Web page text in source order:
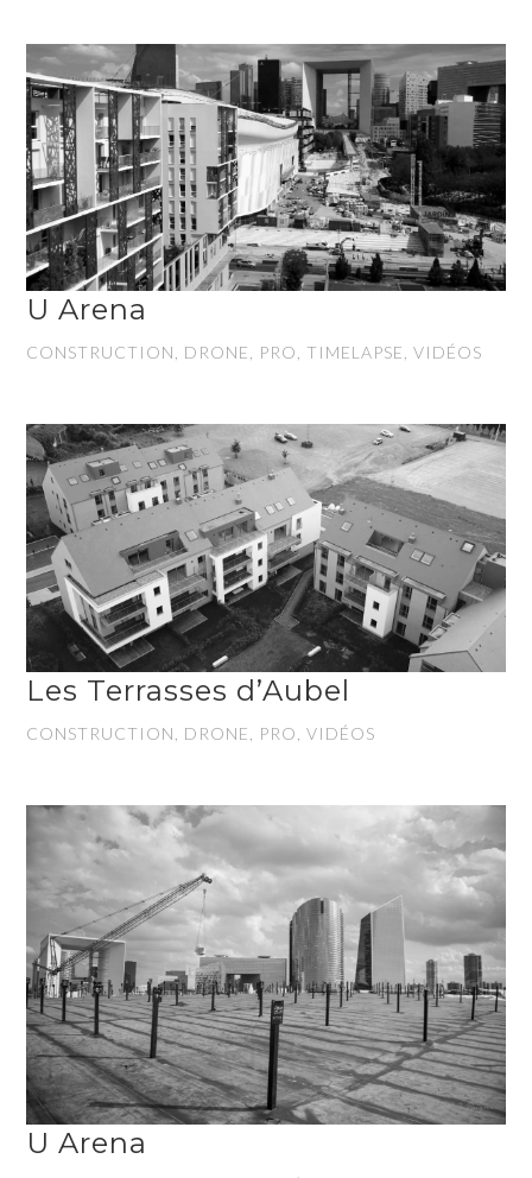
U Arena
CONSTRUCTION, DRONE, PRO, TIMELAPSE, VIDÉOS
Les Terrasses d’Aubel
CONSTRUCTION, DRONE, PRO, VIDÉOS
U Arena